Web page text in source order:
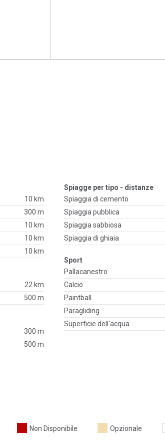
10 km
300 m
10 km
10 km
10 km
22 km
500 m
300 m
500 m
Spiagge per tipo - distanze
Spiaggia di cemento
Spiaggia pubblica
Spiaggia sabbiosa
Spiaggia di ghiaia
Sport
Pallacanestro
Calcio
Paintball
Paragliding
Superficie dell'acqua
Non Disponibile Opzionale